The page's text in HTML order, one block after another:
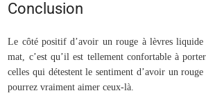
Conclusion
Le côté positif d’avoir un rouge à lèvres liquide
mat, c’est qu’il est tellement confortable à
celles qui détestent le sentiment d’avoir un
pourrez vraiment aimer ceux-là.